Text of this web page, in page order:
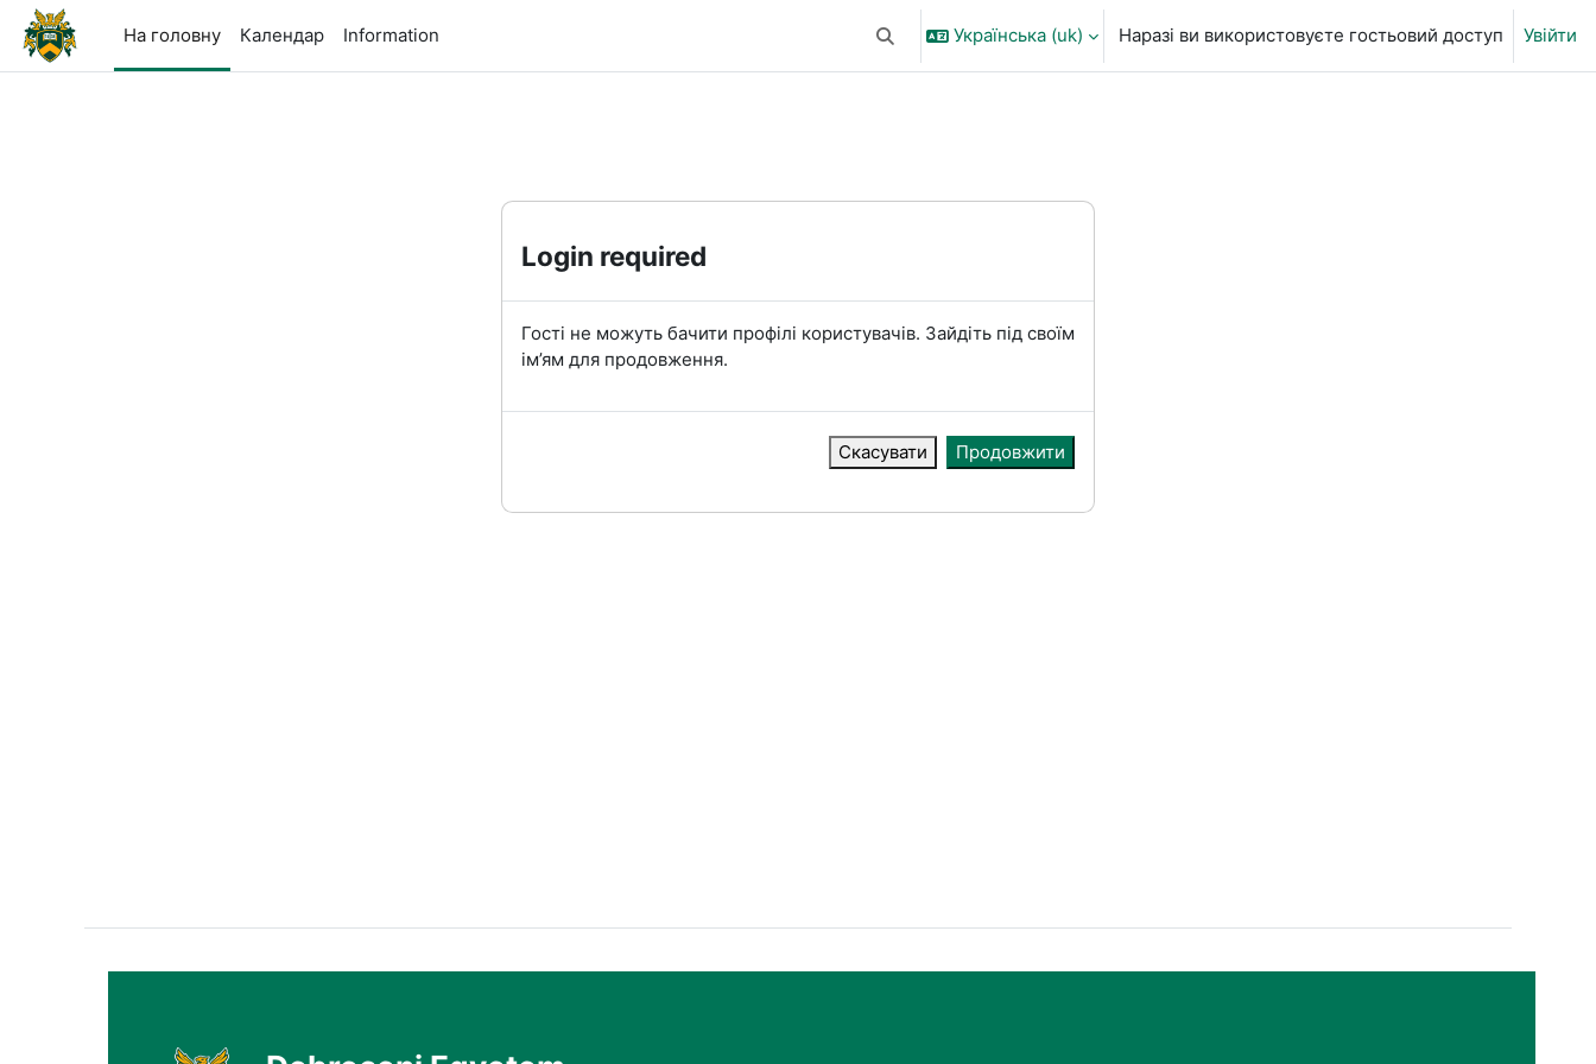
Перейти до головного вмісту
На головну
Календар Information Переключити введення пошуку
Українська ‎(uk)‎ Наразі ви використовуєте гостьовий доступ Увійти
Login required
Гості не можуть бачити профілі користувачів. Зайдіть під своїм
ім’ям для продовження.
Скасувати Продовжити